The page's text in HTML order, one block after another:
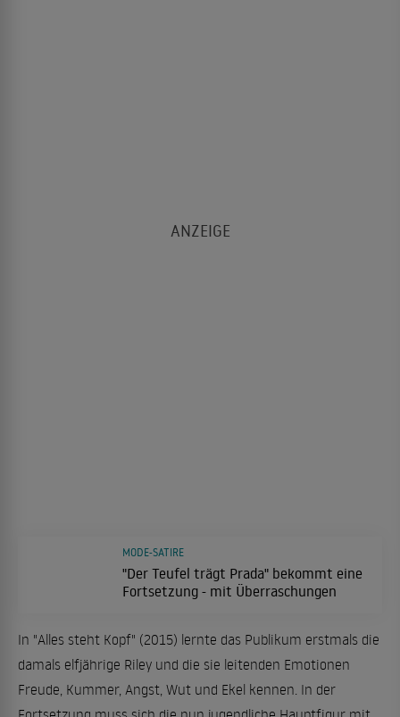
"Der Teufel trägt Prada" bekommt eine
Fortsetzung - mit Überraschungen
MODE-SATIRE
In "Alles steht Kopf" (2015) lernte das Publikum erstmals die
damals elfjährige Riley und die sie leitenden Emotionen
Freude, Kummer, Angst, Wut und Ekel kennen. In der